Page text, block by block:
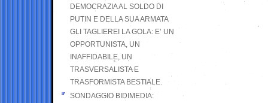
DEMOCRAZIA AL SOLDO DI
PUTIN E DELLA SUA ARMATA
GLI TAGLIEREI LA GOLA: E’ UN
OPPORTUNISTA, UN
INAFFIDABILE, UN
TRASVERSALISTA E
TRASFORMISTA BESTIALE.
SONDAGGIO BIDIMEDIA: